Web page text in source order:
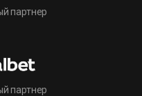
партнер
партнер